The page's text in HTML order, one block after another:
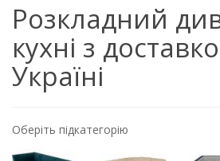
Розкладний
кухні з
Україні
Оберіть підкатегорію